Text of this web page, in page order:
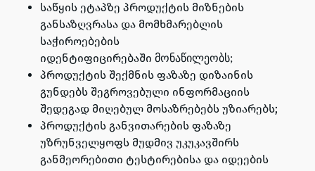
საწყის ეტაპზე პროდუქტის მიზნების
განსაზღვრასა და მომხმარებლის
საჭიროებების
იდენტიფიცირებაში მონაწილეობს;
პროდუქტის შექმნის ფაზაზე დიზაინის
გუნდებს შეგროვებული ინფორმაციის
შედეგად მიღებულ მოსაზრებებს უზიარებს;
პროდუქტის განვითარების ფაზაზე
უზრუნველყოფს მუდმივ უკუკავშირს
განმეორებითი ტესტირებისა და იდეების